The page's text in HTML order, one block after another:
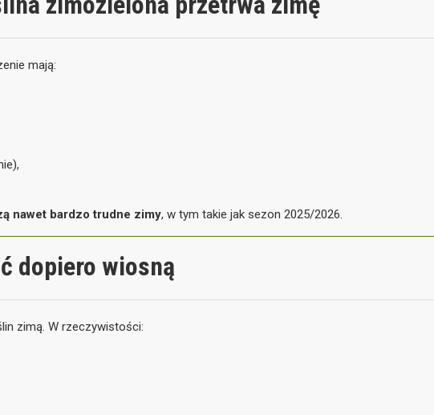
mają:
nawet bardzo trudne zimy, w tym takie jak sezon 2025/2026.
dopiero wiosną
zimą. W rzeczywistości: